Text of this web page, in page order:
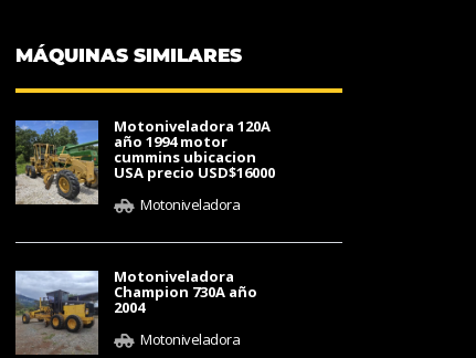
MÁQUINAS SIMILARES
Motoniveladora 120A
año 1994 motor
cummins ubicacion
USA precio USD$16000
Motoniveladora
Motoniveladora
Champion 730A año
2004
Motoniveladora